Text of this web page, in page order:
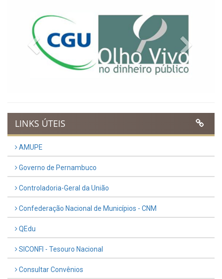
Previous
LINKS ÚTEIS
AMUPE
Governo de Pernambuco
Controladoria-Geral da União
Confederação Nacional de Municípios - CNM
QEdu
SICONFI - Tesouro Nacional
Consultar Convênios